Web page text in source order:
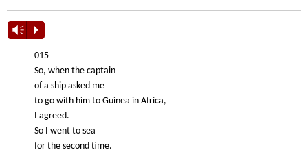
Vm P
015
So, when the captain
of a ship asked me
to go with him to Guinea in Africa,
I agreed.
So I went to sea
for the second time.